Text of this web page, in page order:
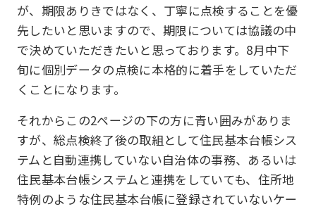
が、期限ありきではなく、丁寧に点検することを優
先したいと思いますので、期限については協議の中
で決めていただきたいと思っております。8月中下
旬に個別データの点検に本格的に着手をしていただ
くことになります。
それからこの2ページの下の方に青い囲みがありま
すが、総点検終了後の取組として住民基本台帳シス
テムと自動連携していない自治体の事務、あるいは
住民基本台帳システムと連携をしていても、住所地
特例のような住民基本台帳に登録されていないケー